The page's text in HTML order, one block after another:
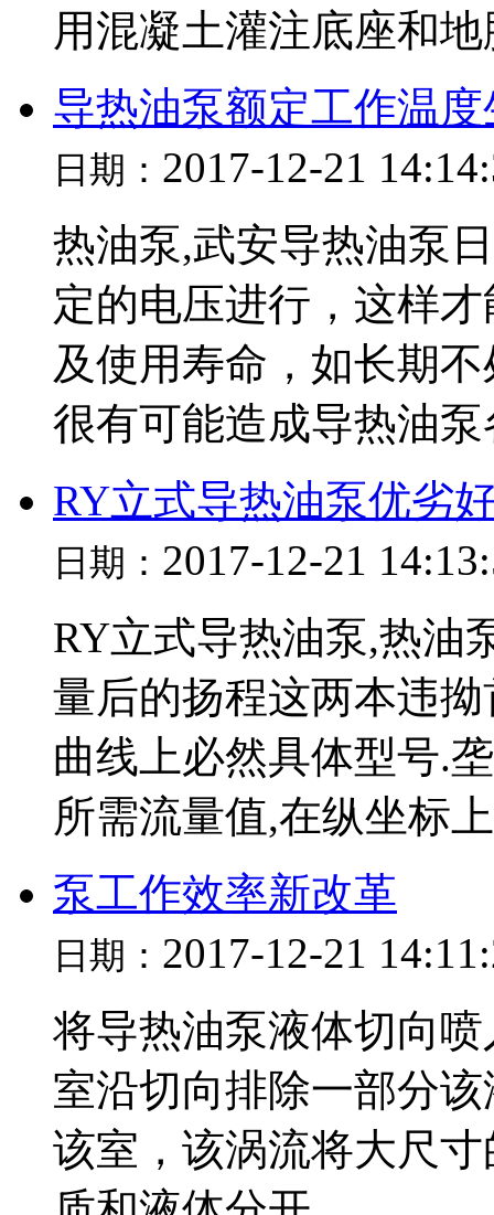
用混凝土灌注底座和
导热油泵额定工作温
日期： 2017-12-21
热油泵,武安导热油泵
定的电压进行，这样
及使用寿命，如长期
很有可能造成导热油
RY立式导热油泵优劣
日期： 2017-12-21
RY立式导热油泵,热
量后的扬程这两本违
曲线上必然具体型号.
所需流量值,在纵坐标
泵工作效率新改革
日期： 2017-12-21
将导热油泵液体切向
室沿切向排除一部分
该室，该涡流将大尺